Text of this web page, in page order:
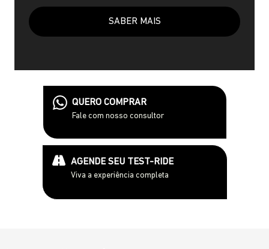
SABER MAIS
QUERO COMPRAR
Fale com nosso consultor
AGENDE SEU TEST-RIDE
Viva a experiência completa